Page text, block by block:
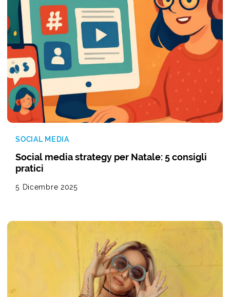
SOCIAL MEDIA
Social media strategy per Natale: 5 consigli
pratici
5 Dicembre 2025